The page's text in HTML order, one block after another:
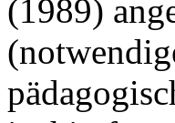
(1989)